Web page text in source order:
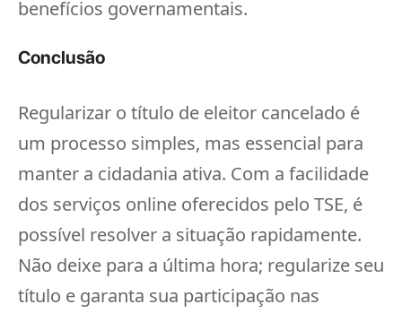
benefícios governamentais.
Conclusão
Regularizar o título de eleitor cancelado é
um processo simples, mas essencial para
manter a cidadania ativa. Com a facilidade
dos serviços online oferecidos pelo TSE, é
possível resolver a situação rapidamente.
Não deixe para a última hora; regularize seu
título e garanta sua participação nas